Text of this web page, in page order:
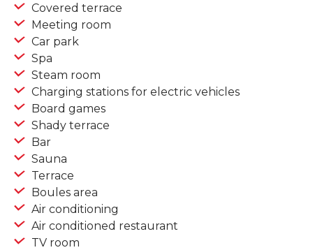
Covered terrace
Meeting room
Car park
Spa
Steam room
Charging stations for electric vehicles
Board games
Shady terrace
Bar
Sauna
Terrace
Boules area
Air conditioning
Air conditioned restaurant
TV room